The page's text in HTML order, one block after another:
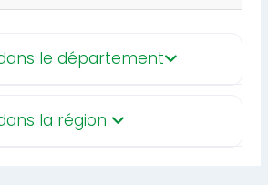
le département
la région